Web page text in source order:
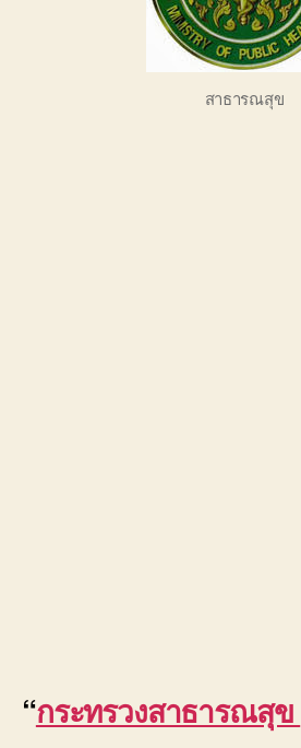
สาธารณสุข
“กระทรวงสาธารณสุข